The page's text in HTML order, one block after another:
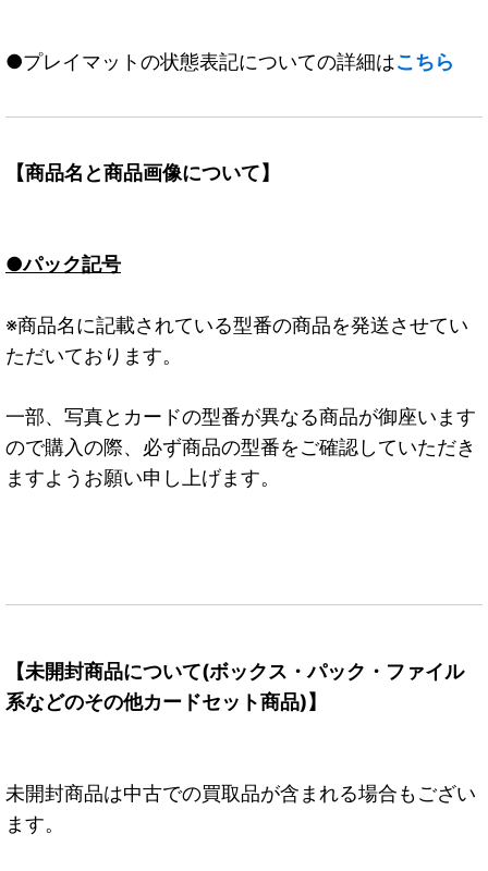
●プレイマットの状態表記についての詳細はこちら
【商品名と商品画像について】
●パック記号
※商品名に記載されている型番の商品を発送させてい
ただいております。
一部、写真とカードの型番が異なる商品が御座います
ので購入の際、必ず商品の型番をご確認していただき
ますようお願い申し上げます。
【未開封商品について(ボックス・パック・ファイル
系などのその他カードセット商品)】
未開封商品は中古での買取品が含まれる場合もござい
ます。